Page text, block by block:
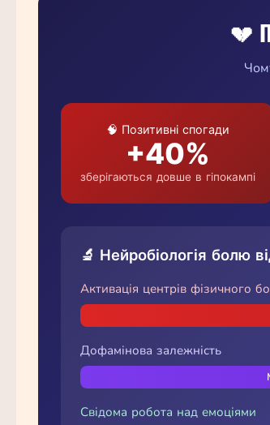
💔
🧠 Позитивні спогади
+40%
зберігаються довше в гіпокампі
🔬 Нейробіологія болю
Активація центрів фізичного
Дофамінова залежність
Свідома робота над емоціями